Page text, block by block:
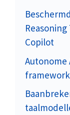
Copilot
Autonome